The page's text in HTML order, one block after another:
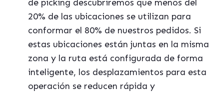
de picking descubriremos que menos del
20% de las ubicaciones se utilizan para
conformar el 80% de nuestros pedidos. Si
estas ubicaciones están juntas en la misma
zona y la ruta está configurada de forma
inteligente, los desplazamientos para esta
operación se reducen rápida y